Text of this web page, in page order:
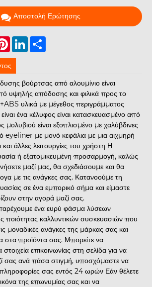
Αποστολή Ερώτησης
PinterestLinkedIn
βούρτσας από αλουμίνιο είναι
υψηλής απόδοσης και φιλικά προς το
υλικά με μέγεθος περιγράμματος
ένα κέλυφος είναι κατασκευασμένο από
μολυβιού είναι εξοπλισμένο με χαλύβδινες
eyeliner με μονό κεφάλια με μια αιχμηρή
και άλλες λειτουργίες του χρήστη Η
ή εξατομικευμένη προσαρμογή, καλώς
μαζί μας, θα σχεδιάσουμε και θα
με τις ανάγκες σας. Κατανοούμε τη
σε ένα εμπορικό σήμα και είμαστε
στην αγορά μαζί σας.
ένα ευρύ φάσμα λύσεων
ποιότητας καλλυντικών συσκευασιών που
μοναδικές ανάγκες της μάρκας σας και
στα προϊόντα σας. Μπορείτε να
επικοινωνίας στη σελίδα για να
σας ανά πάσα στιγμή, υποσχόμαστε να
σας εντός 24 ωρών Εάν θέλετε
της επωνυμίας σας και να